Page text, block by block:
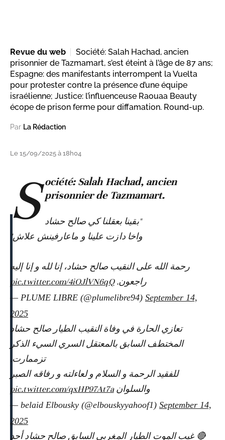
Revue du web
Société: Salah Hachad, ancien
prisonnier de Tazmamart, s’est éteint à l’âge de 87 ans;
Espagne: des manifestants interrompent la Vuelta
pour protester contre la présence d’une équipe
israélienne; Justice: l’influenceuse Raouaa Beauty
écope de prison ferme pour diffamation. Round-up.
Par La Rédaction
Le 15/09/2025 à 18h04
S ociété: Salah Hachad, ancien
prisonnier de Tazmamart.
"بقينا بعقلنا كي صالح حشاد
واخا دازت علينا و ماعارفينش علاش"
رحمة الله على النقيب صالح حشاد، إنا لله و إنا إليه
راجعون.pic.twitter.com/4iOJlVN6qQ
— PLUME LIBRE (@plumelibre94) September 14,
2025
تعازي الحارة في وفاة النقيب الطيار صالح حشاد
المختطف السابق بالمعتقل السري السيء الذكر
تزممارت.
للفقيد الرحمة و السلام و لعاءلته و رفاقه الصبر
والسلوانpic.twitter.com/qxHP97At7a
— belaid Elbousky (@elbouskyyahoof1) September 14,
2025
🔴 غيب الموت الطيار المغربي السابق صالح حشاد أحد